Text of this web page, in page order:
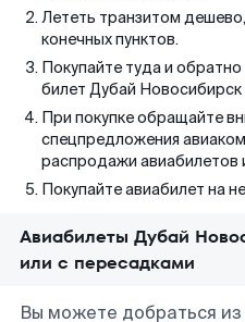
Лететь транзитом
конечных пунктов.
Покупайте туда и
билет Дубай Новосибирск
При покупке обращайте
спецпредложения
распродажи авиабилетов
Покупайте авиабилет на
Авиабилеты Дубай
или с пересадками
Вы можете добраться